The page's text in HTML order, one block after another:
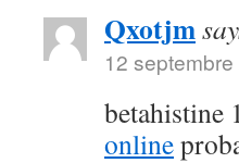
Qxotjm
12
online